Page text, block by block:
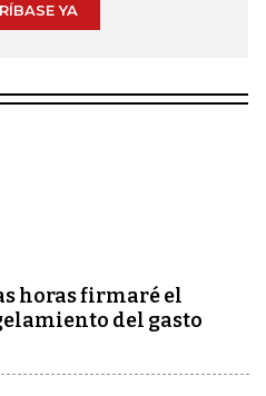
YA
horas firmaré el
del gasto